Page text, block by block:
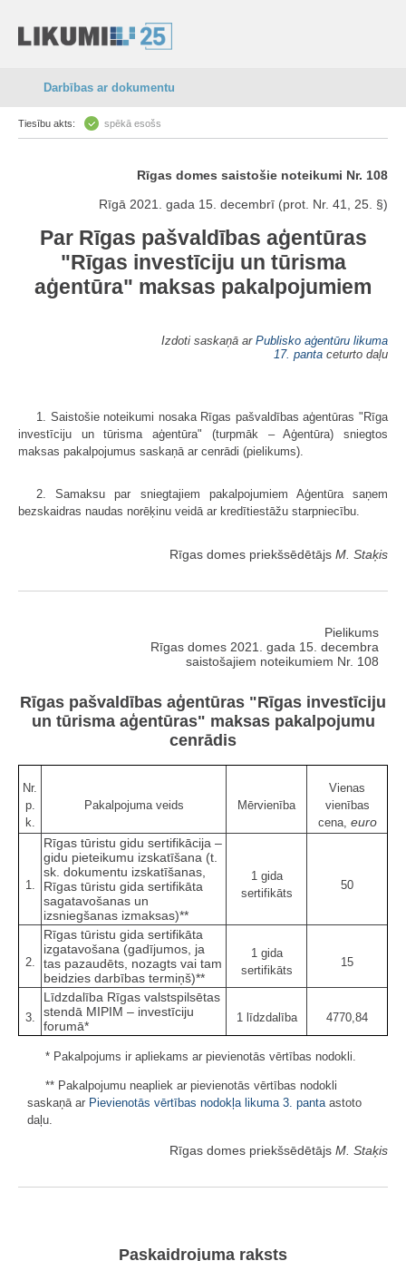
Darbības ar dokumentu
Tiesību akts: spēkā esošs
Rīgas domes saistošie noteikumi Nr. 108
Rīgā 2021. gada 15. decembrī (prot. Nr. 41, 25. §)
Par Rīgas pašvaldības aģentūras
"Rīgas investīciju un tūrisma
aģentūra" maksas pakalpojumiem
Izdoti saskaņā ar Publisko aģentūru likuma
17. panta ceturto daļu
1. Saistošie noteikumi nosaka Rīgas pašvaldības aģentūras "Rīga
investīciju un tūrisma aģentūra" (turpmāk – Aģentūra) sniegtos
maksas pakalpojumus saskaņā ar cenrādi (pielikums).
2. Samaksu par sniegtajiem pakalpojumiem Aģentūra saņem
bezskaidras naudas norēķinu veidā ar kredītiestāžu starpniecību.
Rīgas domes priekšsēdētājs M. Staķis
Pielikums
Rīgas domes 2021. gada 15. decembra
saistošajiem noteikumiem Nr. 108
Rīgas pašvaldības aģentūras "Rīgas investīciju
un tūrisma aģentūras" maksas pakalpojumu
cenrādis
Nr.
p.
k.
Pakalpojuma veids Mērvienība
Vienas
vienības
cena, euro
1.
Rīgas tūristu gidu sertifikācija –
gidu pieteikumu izskatīšana (t.
sk. dokumentu izskatīšanas,
Rīgas tūristu gida sertifikāta
sagatavošanas un
izsniegšanas izmaksas)**
1 gida
sertifikāts
50
2.
Rīgas tūristu gida sertifikāta
izgatavošana (gadījumos, ja
tas pazaudēts, nozagts vai tam
beidzies darbības termiņš)**
1 gida
sertifikāts
15
3.
Līdzdalība Rīgas valstspilsētas
stendā MIPIM – investīciju
forumā*
1 līdzdalība 4770,84
* Pakalpojums ir apliekams ar pievienotās vērtības nodokli.
** Pakalpojumu neapliek ar pievienotās vērtības nodokli
saskaņā ar Pievienotās vērtības nodokļa likuma 3. pantaastoto
daļu.
Rīgas domes priekšsēdētājs M. Staķis
Paskaidrojuma raksts